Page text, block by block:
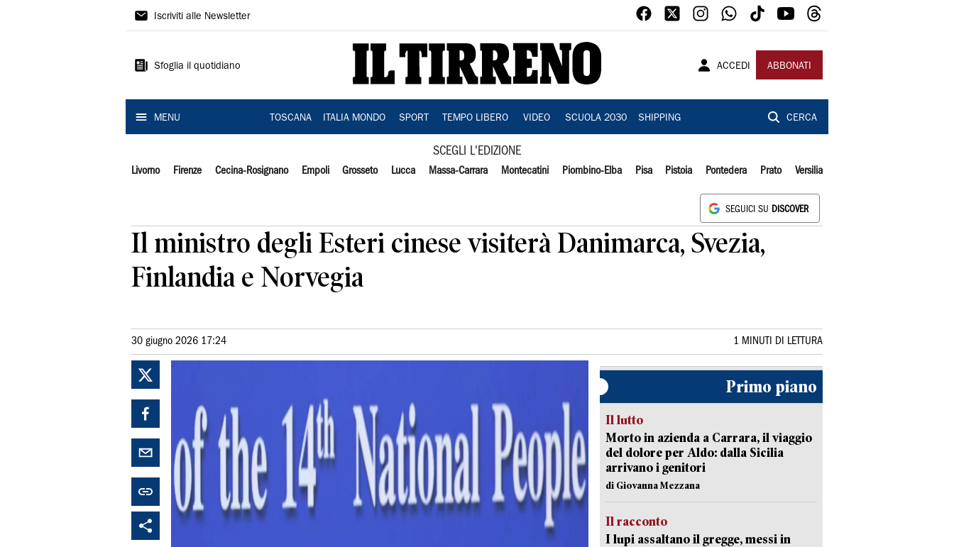
Il
Iscriviti alle Newsletter
Sfoglia il quotidiano ACCEDI ABBONATI
MENU TOSCANA ITALIA MONDO SPORT TEMPO LIBERO VIDEO SCUOLA 2030 SHIPPING CERCA
SCEGLI L'EDIZIONE
Livorno Firenze Cecina-Rosignano Empoli Grosseto Lucca Massa-Carrara Montecatini Piombino-Elba Pisa Pistoia Pontedera Prato Versilia
SEGUICI SU DISCOVER
Il ministro degli Esteri cinese visiterà Danimarca, Svezia,
Finlandia e Norvegia
30 giugno 2026 17:24 1 MINUTI DI LETTURA
Primo piano
Il lutto
Morto in azienda a Carrara, il viaggio
del dolore per Aldo: dalla Sicilia
arrivano i genitori
di Giovanna Mezzana
Il racconto
I lupi assaltano il gregge, messi in